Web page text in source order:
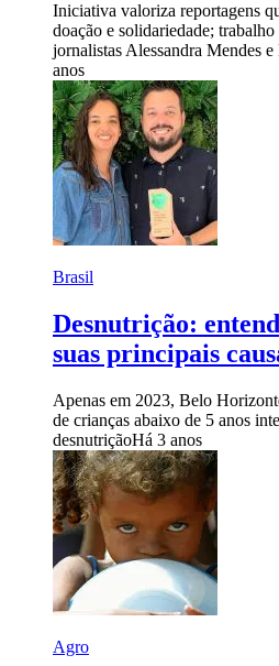
Iniciativa valoriza reportagens
doação e solidariedade; trabalho
jornalistas Alessandra Mendes
anos
Brasil
Desnutrição:
suas principais
Apenas em 2023, Belo
de crianças abaixo de 5 anos
desnutriçãoHá 3 anos
Agro